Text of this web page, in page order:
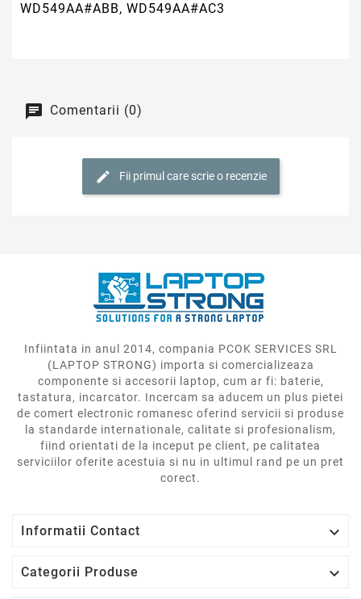
WD549AA#ABB, WD549AA#AC3
Comentarii (0)
Fii primul care scrie o recenzie
Infiintata in anul 2014, compania PCOK SERVICES SRL
(LAPTOP STRONG) importa si comercializeaza
componente si accesorii laptop, cum ar fi: baterie,
tastatura, incarcator. Incercam sa aducem un plus pietei
de comert electronic romanesc oferind servicii si produse
la standarde internationale, calitate si profesionalism,
fiind orientati de la inceput pe client, pe calitatea
serviciilor oferite acestuia si nu in ultimul rand pe un pret
corect.
Informatii Contact 
Categorii Produse 